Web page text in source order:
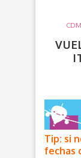
Tip: si
fechas